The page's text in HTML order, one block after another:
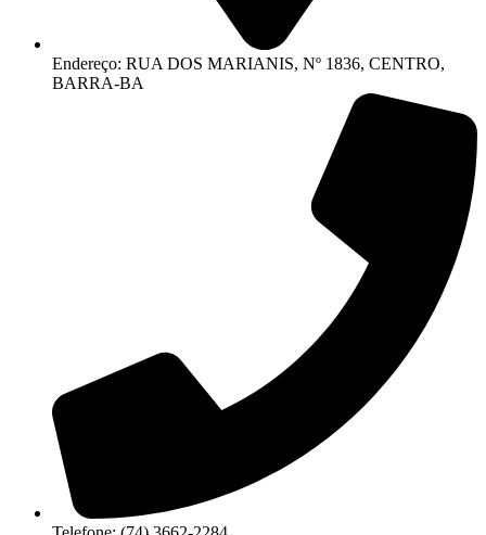
Endereço: RUA DOS MARIANIS, Nº 1836, CENTRO,
BARRA-BA